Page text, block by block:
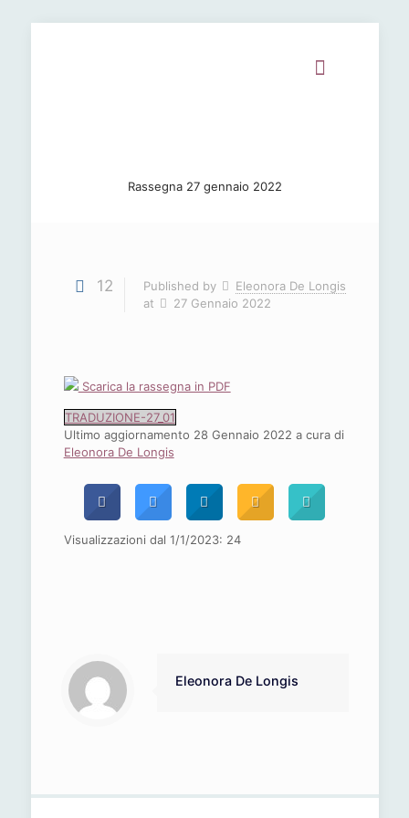
Rassegna 27 gennaio 2022
12 Published by
Eleonora De Longis
at
27 Gennaio 2022
Scarica la rassegna in PDF
TRADUZIONE-27_01
Ultimo aggiornamento 28 Gennaio 2022 a cura di
Eleonora De Longis
Visualizzazioni dal 1/1/2023: 24
Eleonora De Longis